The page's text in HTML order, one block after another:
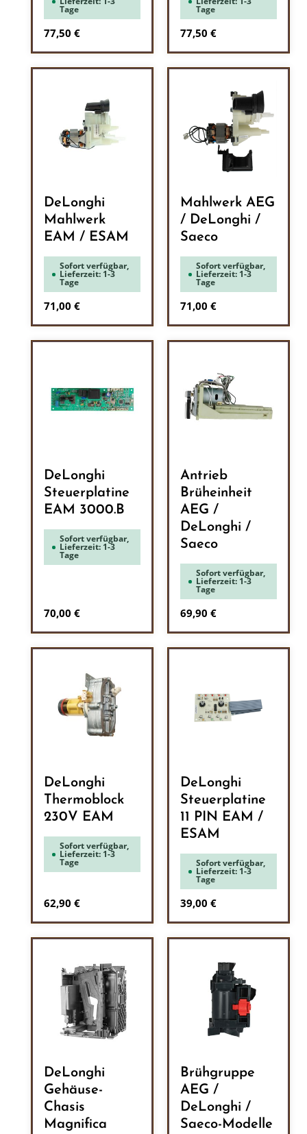
Tage
Regulärer Preis:
77,50 €
Tage
Regulärer Preis:
77,50 €
DeLonghi
Mahlwerk
EAM / ESAM
Sofort verfügbar,
Lieferzeit: 1-3
Tage
Regulärer Preis:
71,00 €
Mahlwerk AEG
/ DeLonghi /
Saeco
Sofort verfügbar,
Lieferzeit: 1-3
Tage
Regulärer Preis:
71,00 €
DeLonghi
Steuerplatine
EAM 3000.B
Sofort verfügbar,
Lieferzeit: 1-3
Tage
Regulärer Preis:
70,00 €
Antrieb
Brüheinheit
AEG /
DeLonghi /
Saeco
Sofort verfügbar,
Lieferzeit: 1-3
Tage
Regulärer Preis:
69,90 €
DeLonghi
Thermoblock
230V EAM
Sofort verfügbar,
Lieferzeit: 1-3
Tage
Regulärer Preis:
62,90 €
DeLonghi
Steuerplatine
11 PIN EAM /
ESAM
Sofort verfügbar,
Lieferzeit: 1-3
Tage
Regulärer Preis:
39,00 €
DeLonghi
Gehäuse-
Chasis
Magnifica
Brühgruppe
AEG /
DeLonghi /
Saeco-Modelle